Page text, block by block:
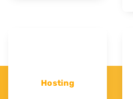
Hosting